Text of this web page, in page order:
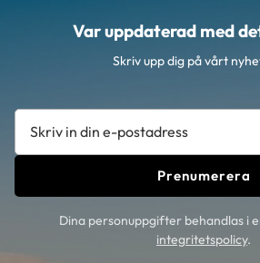
Var uppdaterad med
Skriv upp dig på vårt
Prenumerera
Dina personuppgifter behandlas i
integritetspolicy.